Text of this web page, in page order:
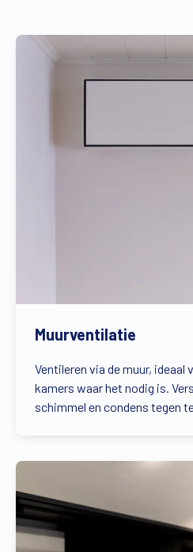
Muurventilatie
Ventileren via de muur,
kamers waar het nodig is.
schimmel en condens tegen